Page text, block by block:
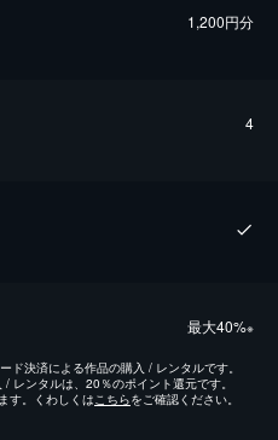
1,200円分
4
最⼤40%※
決済による作品の購入 / レンタルです。
レンタルは、20％のポイント還元です。
す。くわしくは こちらをご確認ください。